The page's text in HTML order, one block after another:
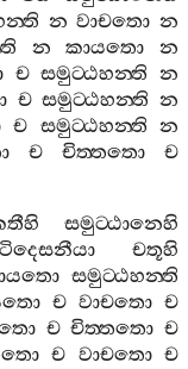
න වාචතො න
න කායතො
න
ච සමුට‍්ඨහන‍්ති න
ච සමුට‍්ඨහන‍්ති න
ච සමුට‍්ඨහන‍්ති න
ච චිත‍්තතො
ච
සමුට‍්ඨානෙහි
චතූහි
සමුට‍්ඨහන‍්ති
ච වාචතො ච
ච චිත‍්තතො ච
ච වාචතො ච